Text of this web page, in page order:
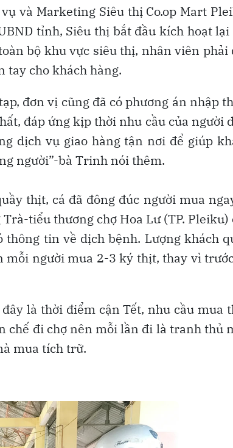
và Marketing Siêu thị Co.op Mart
tỉnh, Siêu thị bắt đầu kích hoạt lại
bộ khu vực siêu thị, nhân viên phải
tay cho khách hàng.
đơn vị cũng đã có phương án nhập
đáp ứng kịp thời nhu cầu của người
dịch vụ giao hàng tận nơi để giúp
người”-bà Trinh nói thêm.
thịt, cá đã đông đúc người mua
tiểu thương chợ Hoa Lư (TP. Pleiku)
tin về dịch bệnh. Lượng khách
mỗi người mua 2-3 ký thịt, thay vì
là thời điểm cận Tết, nhu cầu mua
chế đi chợ nên mỗi lần đi là tranh thủ
mua tích trữ.